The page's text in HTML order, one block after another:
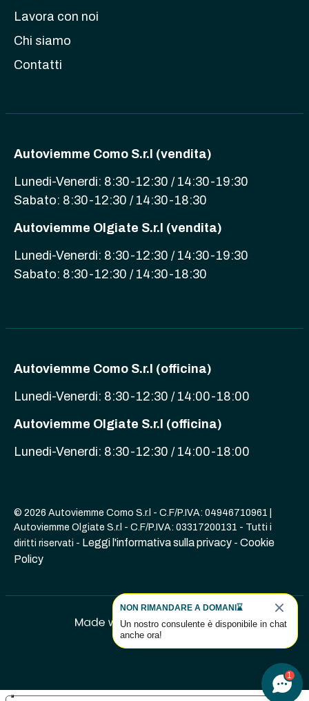
Lavora con noi
Chi siamo
Contatti
Autoviemme Como S.r.l (vendita)
Lunedi-Venerdi: 8:30-12:30 / 14:30-19:30
Sabato: 8:30-12:30 / 14:30-18:30
Autoviemme Olgiate S.r.l (vendita)
Lunedi-Venerdi: 8:30-12:30 / 14:30-19:30
Sabato: 8:30-12:30 / 14:30-18:30
Autoviemme Como S.r.l (officina)
Lunedi-Venerdi: 8:30-12:30 / 14:00-18:00
Autoviemme Olgiate S.r.l (officina)
Lunedi-Venerdi: 8:30-12:30 / 14:00-18:00
© 2026 Autoviemme Como S.r.l - C.F/P.IVA: 04946710961 |
Autoviemme Olgiate S.r.l - C.F/P.IVA: 03317200131 - Tutti i
diritti riservati - Leggi l'informativa sulla privacy - Cookie
Policy
1
NON RIMANDARE A DOMANI⌛
Un nostro consulente è disponibile in chat
anche ora!